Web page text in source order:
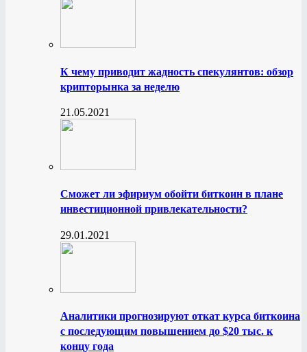
К чему приводит жадность спекулянтов: обзор
крипторынка за неделю
21.05.2021
Сможет ли эфириум обойти биткоин в плане
инвестиционной привлекательности?
29.01.2021
Аналитики прогнозируют откат курса биткоина
с последующим повышением до $20 тыс. к
концу года